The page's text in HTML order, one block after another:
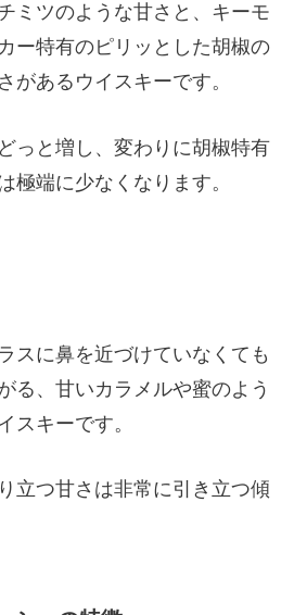
ミツのような甘さと、キーモ
ー特有のピリッとした胡椒の
があるウイスキーです。
っと増し、変わりに胡椒特有
極端に少なくなります。
スに鼻を近づけていなくても
る、甘いカラメルや蜜のよう
スキーです。
立つ甘さは非常に引き立つ傾